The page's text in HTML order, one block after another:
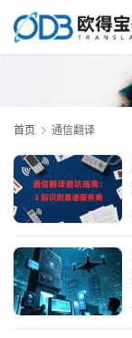
首页 通信翻译